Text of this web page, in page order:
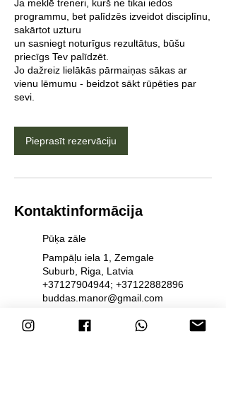
Ja meklē treneri, kurš ne tikai iedos
programmu, bet palīdzēs izveidot disciplīnu,
sakārtot uzturu
un sasniegt noturīgus rezultātus, būšu
priecīgs Tev palīdzēt.
Jo dažreiz lielākās pārmaiņas sākas ar
vienu lēmumu - beidzot sākt rūpēties par
sevi.
Pieprasīt rezervāciju
Kontaktinformācija
Pūķa zāle
Pampāļu iela 1, Zemgale
Suburb, Riga, Latvia
+37127904944; +37122882896
buddas.manor@gmail.com
Budas muiža